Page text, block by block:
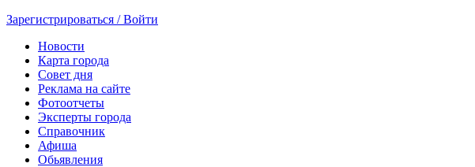
Зарегистрироваться / Войти
Новости
Карта города
Совет дня
Реклама на сайте
Фотоотчеты
Эксперты города
Справочник
Афиша
Обьявления